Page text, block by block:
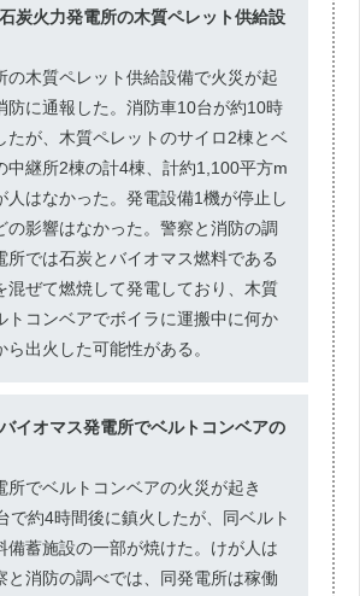
炭火力発電所の木質ペレット供給設
の木質ペレット供給設備で火災が起
防に通報した。消防車10台が約10時
たが、木質ペレットのサイロ2棟とベ
中継所2棟の計4棟、計約1,100平方m
人はなかった。発電設備1機が停止し
の影響はなかった。警察と消防の調
所では石炭とバイオマス燃料である
混ぜて燃焼して発電しており、木質
トコンベアでボイラに運搬中に何か
出火した可能性がある。
イオマス発電所でベルトコンベアの
所でベルトコンベアの火災が起き
で約4時間後に鎮火したが、同ベルト
備蓄施設の一部が焼けた。けが人は
と消防の調べでは、同発電所は稼働